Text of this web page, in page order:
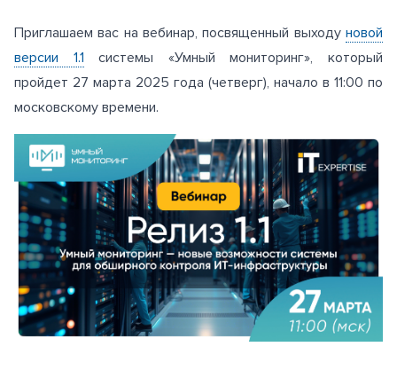
Приглашаем вас на вебинар, посвященный выходу новой
версии 1.1 системы «Умный мониторинг», который
пройдет 27 марта 2025 года (четверг), начало в 11:00 по
московскому времени.